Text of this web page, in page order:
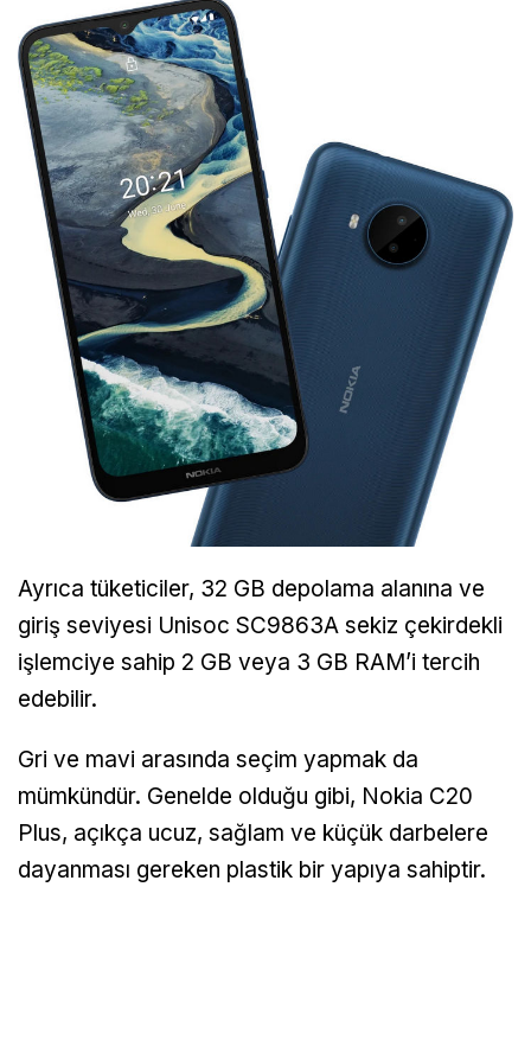
Ayrıca tüketiciler, 32 GB depolama alanına ve
giriş seviyesi Unisoc SC9863A sekiz çekirdekli
işlemciye sahip 2 GB veya 3 GB RAM’i tercih
edebilir.
Gri ve mavi arasında seçim yapmak da
mümkündür. Genelde olduğu gibi, Nokia C20
Plus, açıkça ucuz, sağlam ve küçük darbelere
dayanması gereken plastik bir yapıya sahiptir.